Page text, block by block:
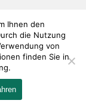
DATENSCHUTZ
Ihnen den
die Nutzung
von
finden Sie in